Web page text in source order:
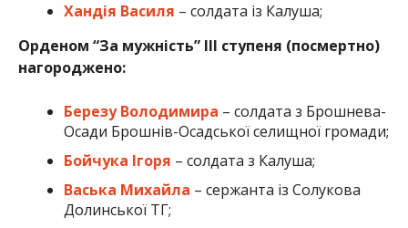
Хандія Василя – солдата із Калуша;
Орденом “За мужність” ІІІ ступеня (посмертно)
нагороджено:
Березу Володимира – солдата з Брошнева-
Осади Брошнів-Осадської селищної громади;
Бойчука Ігоря – солдата з Калуша;
Васька Михайла – сержанта із Солукова
Долинської ТГ;